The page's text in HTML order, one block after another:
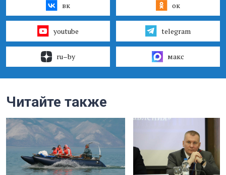
вк ок
youtube telegram
ru–by макс
Читайте также